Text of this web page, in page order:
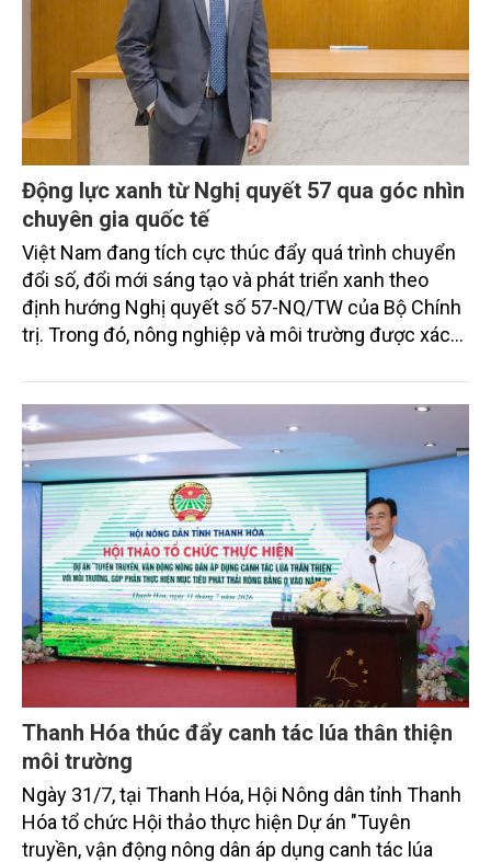
Động lực xanh từ Nghị quyết 57 qua góc nhìn
chuyên gia quốc tế
Việt Nam đang tích cực thúc đẩy quá trình chuyển
đổi số, đổi mới sáng tạo và phát triển xanh theo
định hướng Nghị quyết số 57-NQ/TW của Bộ Chính
trị. Trong đó, nông nghiệp và môi trường được xác
sắc bởi các tiến bộ công nghệ và cam kết bền vững
toàn cầu, đặc biệt là mục tiêu đưa phát thải ròng
bằng 0 (Net-Zero) vào năm 2050.
Thanh Hóa thúc đẩy canh tác lúa thân thiện
môi trường
Ngày 31/7, tại Thanh Hóa, Hội Nông dân tỉnh Thanh
Hóa tổ chức Hội thảo thực hiện Dự án "Tuyên
truyền, vận động nông dân áp dụng canh tác lúa